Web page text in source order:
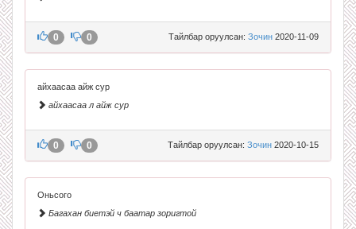
Тайлбар оруулсан: Зочин 2020-11-09
0 0
айхаасаа айж сур
айхаасаа л айж сур
Тайлбар оруулсан: Зочин 2020-10-15
0 0
Оньсого
Багахан биетэй ч баатар зоригтой